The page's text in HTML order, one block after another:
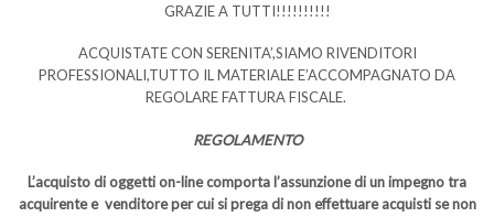
GRAZIE A TUTTI!!!!!!!!!!
ACQUISTATE CON SERENITA’,SIAMO RIVENDITORI
PROFESSIONALI,TUTTO IL MATERIALE E’ACCOMPAGNATO DA
REGOLARE FATTURA FISCALE.
REGOLAMENTO
L’acquisto di oggetti on-line comporta l’assunzione di un impegno tra
acquirente e venditore per cui si prega di non effettuare acquisti se non